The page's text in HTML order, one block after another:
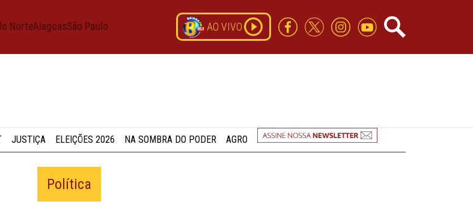
NorteAlagoasSão Paulo AO VIVO
JUSTIÇA ELEIÇÕES 2026 NA SOMBRA DO PODER AGRO
Política